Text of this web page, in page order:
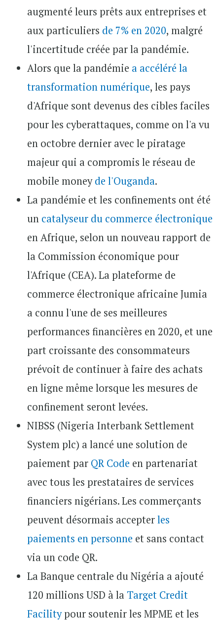
augmenté leurs prêts aux entreprises et
aux particuliers de 7% en 2020, malgré
l'incertitude créée par la pandémie.
Alors que la pandémie a accéléré la
transformation numérique, les pays
d'Afrique sont devenus des cibles faciles
pour les cyberattaques, comme on l'a vu
en octobre dernier avec le piratage
majeur qui a compromis le réseau de
mobile moneyde l'Ouganda.
La pandémie et les confinements ont été
un catalyseur du commerce électronique
en Afrique, selon un nouveau rapport de
la Commission économique pour
l'Afrique (CEA). La plateforme de
commerce électronique africaine Jumia
a connu l'une de ses meilleures
performances financières en 2020, et une
part croissante des consommateurs
prévoit de continuer à faire des achats
en ligne même lorsque les mesures de
confinement seront levées.
NIBSS (Nigeria Interbank Settlement
System plc) a lancé une solution de
paiement par QR Code en partenariat
avec tous les prestataires de services
financiers nigérians. Les commerçants
peuvent désormais accepterles
paiements en personne et sans contact
via un code QR.
La Banque centrale du Nigéria a ajouté
120 millions USD à la Target Credit
Facilitypour soutenir les MPME et les